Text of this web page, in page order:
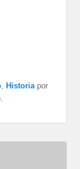
,Historia por